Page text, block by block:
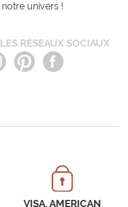
univers !
RÉSEAUX SOCIAUX
VISA, AMERICAN